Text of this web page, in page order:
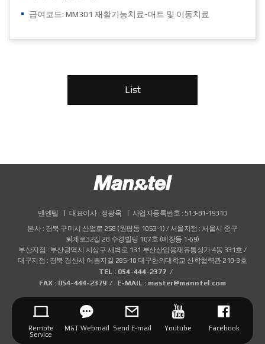
급여코드: MM301 재활기능치료-매트 및 이동치료
List
맨엔텔 대표이사 : 정광욱
사업자등록번호 : 513-81-19310
본사 : 경북 구미시 산업로 258 (원평동 1053-1) / 서울지점 : 서울시 중구
퇴계로32길 28 수경빌딩 107호 (예장동 1-69)
부산지점 : 부산광역시 사상구 새벽로 131 부산산업용재유통상가 4동 331호 /
대구지점 : 경북 경산시 어봉지길 285-10 대구한의대학교 산학협력관 210-3호
TEL : 054-444-2377
FAX : 054-444-2379
E-MAIL : master@manntel.com
Remote
Service
M&T Webmail Send E-mail Youtube Facebook